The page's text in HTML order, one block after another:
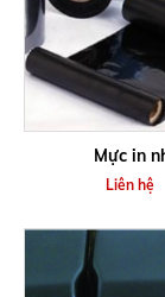
Mực in
Liên hệ